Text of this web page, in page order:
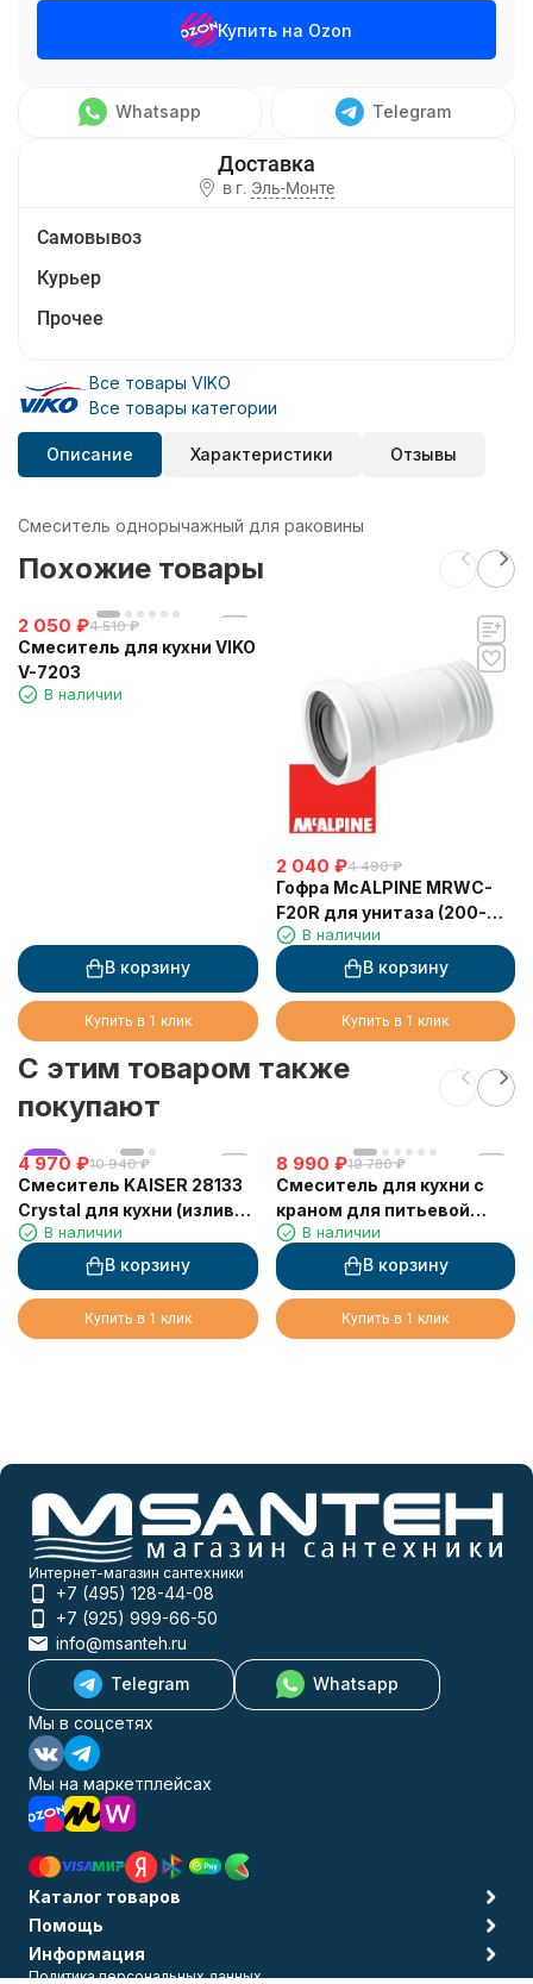
Купить на Ozon
Whatsapp Telegram
в г. Эль-Монте
Самовывоз
Курьер
Прочее
Все товары VIKO
Все товары категории
Описание Характеристики Отзывы
Смеситель однорычажный для раковины
Похожие товары
2 050 ₽4 510 ₽
Смеситель для кухни VIKO
V-7203
В наличии
В корзину
Купить в 1 клик
2 040 ₽4 490 ₽
Гофра McALPINE MRWC-
F20R для унитаза (200-
330мм) WC
В наличии
В корзину
Купить в 1 клик
C этим товаром также
покупают
хит
4 970 ₽10 940 ₽
Смеситель KAISER 28133
Crystal для кухни (излив
7201)В наличии
В корзину
Купить в 1 клик
8 990 ₽19 780 ₽
Смеситель для кухни с
краном для питьевой
воды VIKO V-5164
В наличии
В корзину
Купить в 1 клик
Интернет-магазин сантехники
+7 (495) 128-44-08
+7 (925) 999-66-50
info@msanteh.ru
Telegram
Whatsapp
Мы в соцсетях
Мы на маркетплейсах
Каталог товаров
Помощь
Информация
Политика персональных данных